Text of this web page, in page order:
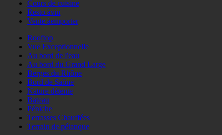
Cours de cuisine
Resto àvin
Vente àemporter
Rooftop
Vue Exceptionnelle
Au bord de l'eau
Au bord du Grand Large
Berges du Rhône
Bord de Saône
Nature détente
Bateau
Péniche
Terrasses Chauffées
Terrain de pétanque